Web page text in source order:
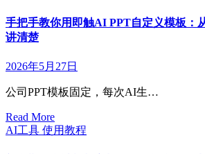
手把手教你用即触AI PPT自定义模板：
讲清楚
2026年5月27日
公司PPT模板固定，每次AI生…
Read More
AI工具 使用教程